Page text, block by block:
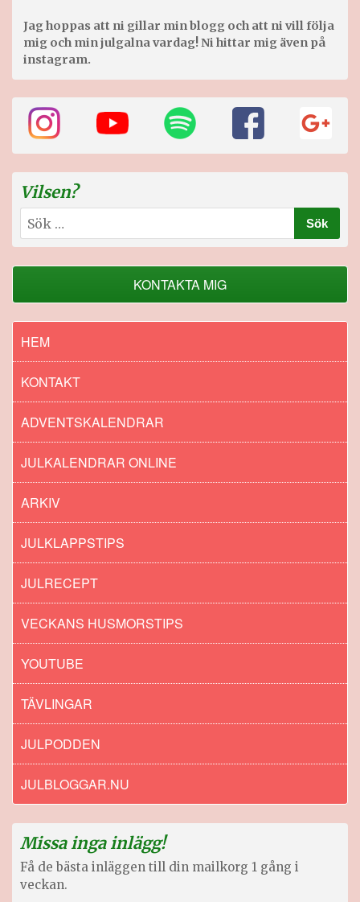
Jag hoppas att ni gillar min blogg och att ni vill följa
mig och min julgalna vardag! Ni hittar mig även på
instagram.
Vilsen?
Sök
efter:
KONTAKTA MIG
HEM
KONTAKT
ADVENTSKALENDRAR
JULKALENDRAR ONLINE
ARKIV
JULKLAPPSTIPS
JULRECEPT
VECKANS HUSMORSTIPS
YOUTUBE
TÄVLINGAR
JULPODDEN
JULBLOGGAR.NU
Missa inga inlägg!
Få de bästa inläggen till din mailkorg 1 gång i
veckan.